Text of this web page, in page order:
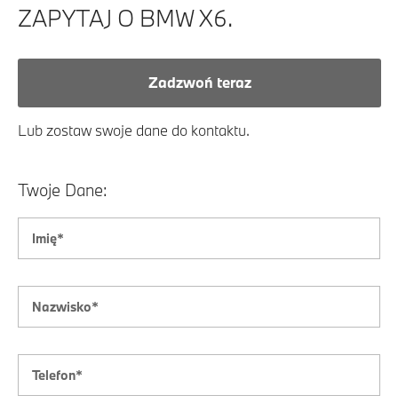
ZAPYTAJ O BMW X6.
Zadzwoń teraz
Lub zostaw swoje dane do kontaktu.
Twoje Dane: